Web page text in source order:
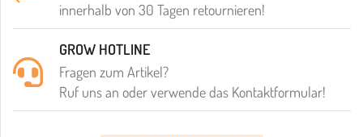
innerhalb von 30 Tagen retournieren!
GROW HOTLINE
Fragen zum Artikel?
Ruf uns an oder verwende das Kontaktformular!